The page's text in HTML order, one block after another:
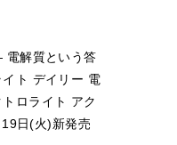
解質という答
ト デイリー 電
ロライト アク
日(火)新発売